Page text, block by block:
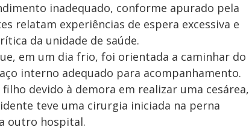
inadequado, conforme apurado pela
relatam experiências de espera excessiva e
da unidade de saúde.
em um dia frio, foi orientada a caminhar do
interno adequado para acompanhamento.
devido à demora em realizar uma cesárea,
teve uma cirurgia iniciada na perna
outro hospital.